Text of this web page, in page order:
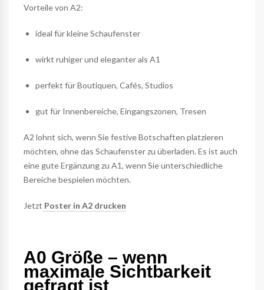
Vorteile von A2:
ideal für kleine Schaufenster
wirkt ruhiger und eleganter als A1
perfekt für Boutiquen, Cafés, Studios
gut für Innenbereiche, Eingangszonen, Tresen
A2 lohnt sich, wenn Sie festive Botschaften platzieren
möchten, ohne das Schaufenster zu überladen. Es ist auch
eine gute Ergänzung zu A1, wenn Sie unterschiedliche
Bereiche bespielen möchten.
Jetzt Poster in A2 drucken
A0 Größe – wenn
maximale Sichtbarkeit
gefragt ist